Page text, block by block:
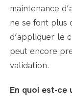
maintenance
ne se font plus
d’appliquer le
peut encore
validation.
En quoi est-ce